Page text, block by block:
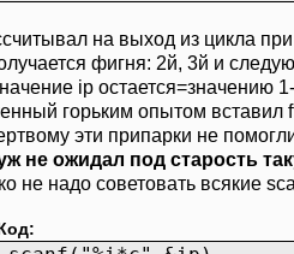
на выход из цикла
фигня: 2й, 3й и
ip остается=значению
горьким опытом вставил
эти припарки не
не ожидал под старость
не надо советовать всякие